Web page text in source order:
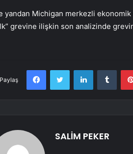
yandan Michigan merkezli ekonomik
grevine ilişkin son analizinde
Paylaş
FacebookTwitter LinkedIn
SALİM PEKER